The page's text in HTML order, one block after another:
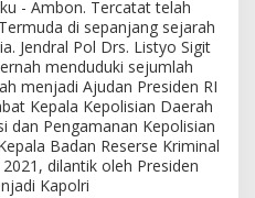
- Ambon. Tercatat telah
di sepanjang sejarah
Jendral Pol Drs. Listyo Sigit
menduduki sejumlah
menjadi Ajudan Presiden RI
Kepala Kepolisian Daerah
dan Pengamanan Kepolisian
Badan Reserse Kriminal
dilantik oleh Presiden
Kapolri